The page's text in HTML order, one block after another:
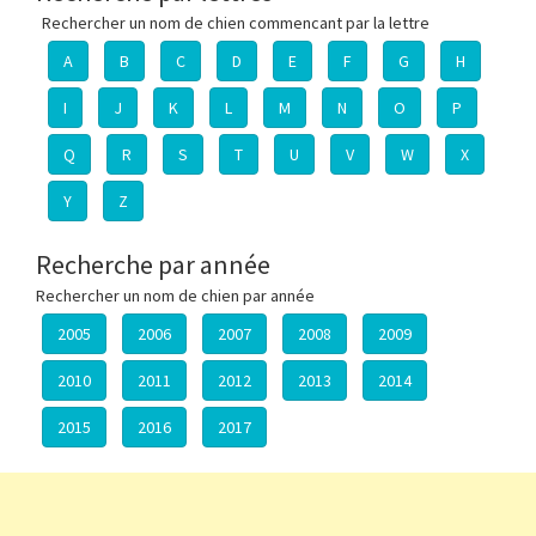
Rechercher un nom de chien commencant par la lettre
A
B C D E F G H
I J K L M N O P
Q R S T U V W X
Y Z
Recherche par année
Rechercher un nom de chien par année
2005
2006 2007 2008 2009
2010 2011 2012 2013 2014
2015 2016 2017